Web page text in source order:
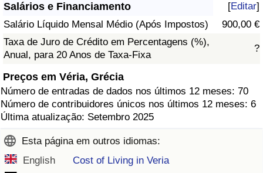
Salários e Financiamento [Editar]
Salário Líquido Mensal Médio (Após Impostos)
900,00 €
Taxa de Juro de Crédito em Percentagens (%),
Anual, para 20 Anos de Taxa-Fixa
?
Preços em Véria, Grécia
Número de entradas de dados nos últimos 12 meses: 70
Número de contribuidores únicos nos últimos 12 meses: 6
Última atualização: Setembro 2025
Esta página em outros idiomas:
English
Cost of Living in Veria